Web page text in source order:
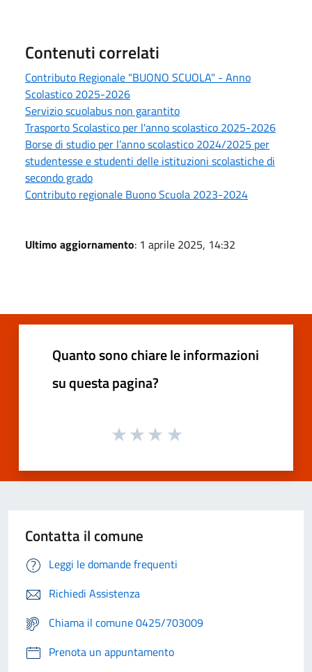
Contenuti correlati
Contributo Regionale "BUONO SCUOLA" - Anno
Scolastico 2025-2026
Servizio scuolabus non garantito
Trasporto Scolastico per l'anno scolastico 2025-2026
Borse di studio per l’anno scolastico 2024/2025 per
studentesse e studenti delle istituzioni scolastiche di
secondo grado
Contributo regionale Buono Scuola 2023-2024
Ultimo aggiornamento: 1 aprile 2025, 14:32
Quanto sono chiare le informazioni
su questa pagina?
Contatta il comune
Leggi le domande frequenti
Richiedi Assistenza
Chiama il comune 0425/703009
Prenota un appuntamento